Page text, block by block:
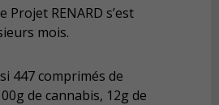
Projet RENARD s’est
mois.
447 comprimés de
de cannabis, 12g de